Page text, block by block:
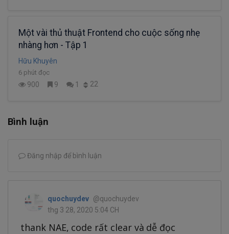
Một vài thủ thuật Frontend cho cuộc sống nhẹ
nhàng hơn - Tập 1
Hữu Khuyên
6 phút đọc
900 9 1 22
Bình luận
Đăng nhập để bình luận
quochuydev @quochuydev
thg 3 28, 2020 5:04 CH
thank NAE, code rất clear và dễ đọc